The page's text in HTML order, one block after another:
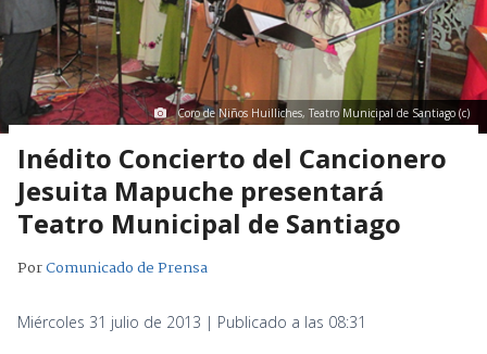
Coro de Niños Huilliches, Teatro Municipal de Santiago (c)
Inédito Concierto del Cancionero
Jesuita Mapuche presentará
Teatro Municipal de Santiago
PorComunicado de Prensa
Miércoles 31 julio de 2013 | Publicado a las 08:31